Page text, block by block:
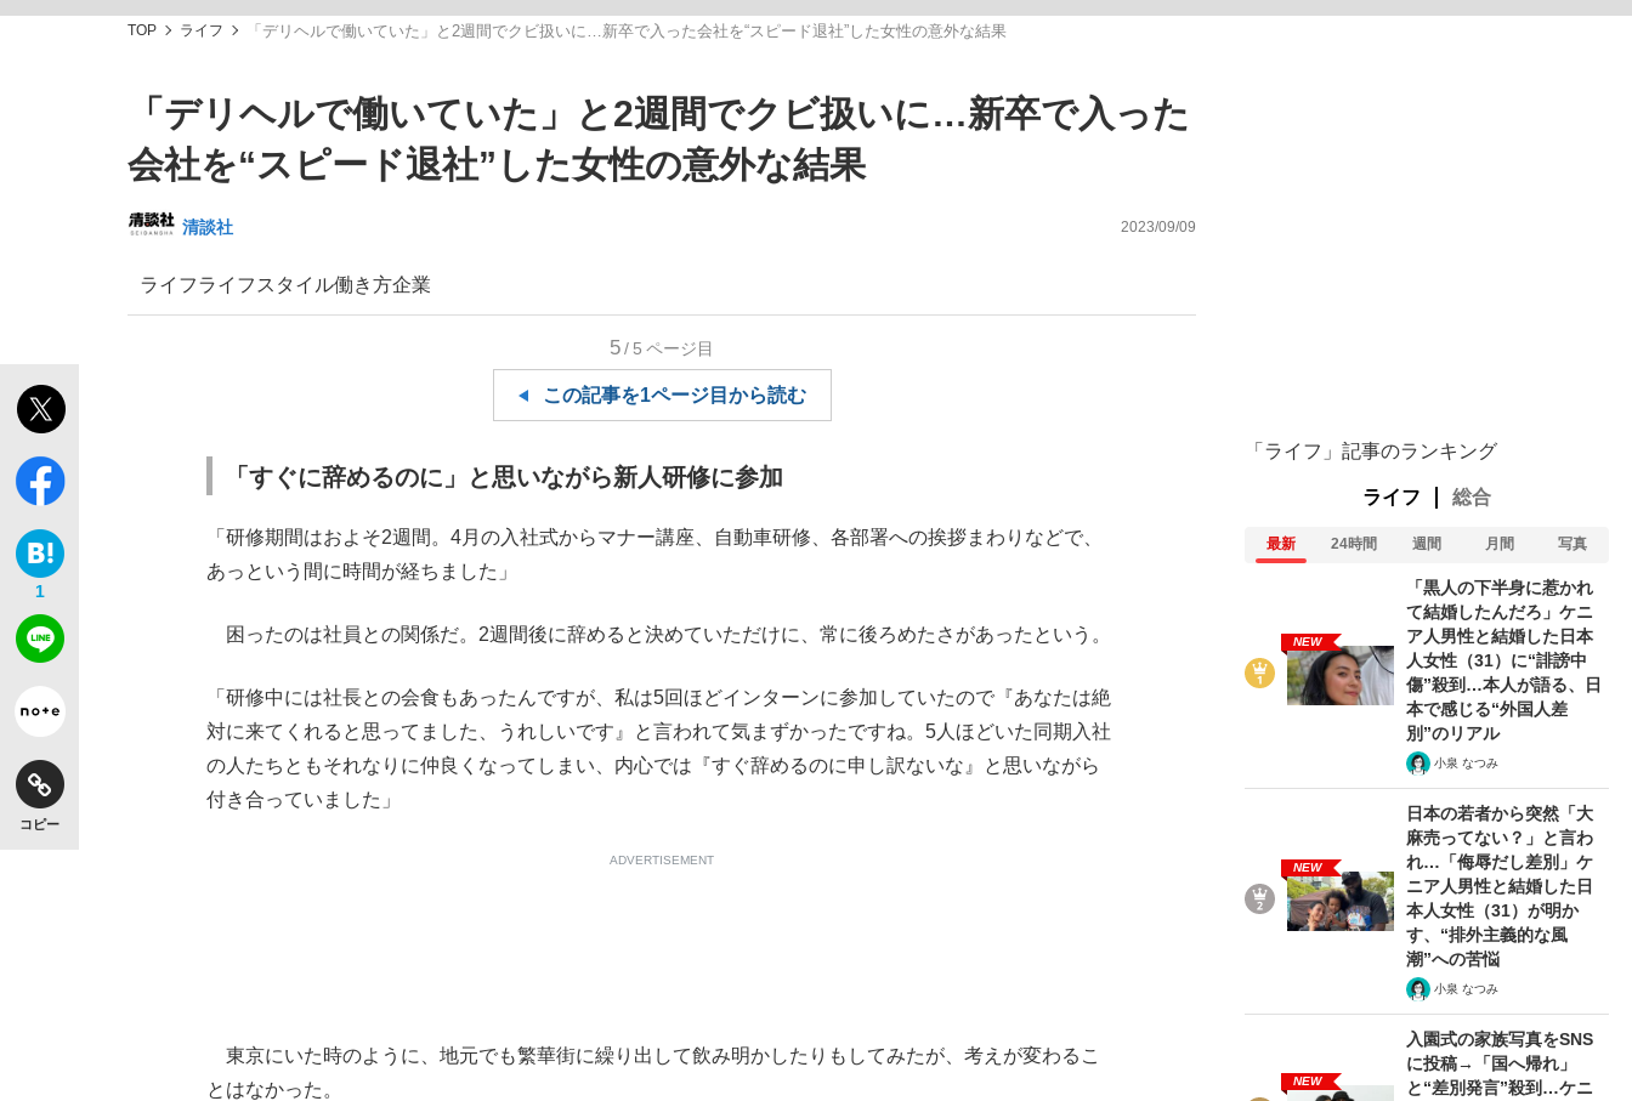
「最悪の空気のまま解散」WBC日本代表“敗戦”の真実 選手が明かす... 「敗因分析は一切聞かれなかった」侍ジャパン選手が証言した“NPB聞...
「クマが悪者扱いされているのが悲しい」『北の国から』倉本聰氏（91...
もっと見る
私のあのとき、私のいま
もっと見る
TOP ライフ 「デリヘルで働いていた」と2週間でクビ扱いに…新卒で入った会社を“スピード退社”した女性の意外な結果
「デリヘルで働いていた」と2週間でクビ扱いに…新卒で入った
会社を“スピード退社”した女性の意外な結果
清談社 2023/09/09
ライフライフスタイル働き方企業
1
コピー
5/5 ページ目
この記事を1ページ目から読む
「すぐに辞めるのに」と思いながら新人研修に参加
「研修期間はおよそ2週間。4月の入社式からマナー講座、自動車研修、各部署への挨拶まわりなどで、
あっという間に時間が経ちました」
困ったのは社員との関係だ。2週間後に辞めると決めていただけに、常に後ろめたさがあったという。
「研修中には社長との会食もあったんですが、私は5回ほどインターンに参加していたので『あなたは絶
対に来てくれると思ってました、うれしいです』と言われて気まずかったですね。5人ほどいた同期入社
の人たちともそれなりに仲良くなってしまい、内心では『すぐ辞めるのに申し訳ないな』と思いながら
付き合っていました」
ADVERTISEMENT
東京にいた時のように、地元でも繁華街に繰り出して飲み明かしたりもしてみたが、考えが変わるこ
とはなかった。
「ライフ」記事のランキング
ライフ 総合
最新 24時間 週間 月間 写真
NEW
「黒人の下半身に惹かれ
て結婚したんだろ」ケニ
ア人男性と結婚した日本
人女性（31）に“誹謗中
傷”殺到…本人が語る、日
本で感じる“外国人差
別”のリアル
小泉 なつみ
NEW
日本の若者から突然「大
麻売ってない？」と言わ
れ…「侮辱だし差別」ケ
ニア人男性と結婚した日
本人女性（31）が明か
す、“排外主義的な風
潮”への苦悩
小泉 なつみ
NEW
入園式の家族写真をSNS
に投稿→「国へ帰れ」
と“差別発言”殺到…ケニ